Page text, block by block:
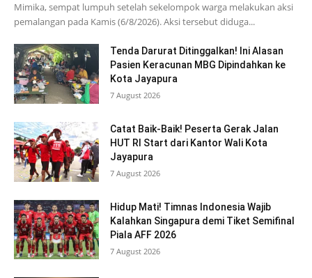
Mimika, sempat lumpuh setelah sekelompok warga melakukan aksi
pemalangan pada Kamis (6/8/2026). Aksi tersebut diduga...
Tenda Darurat Ditinggalkan! Ini Alasan
Pasien Keracunan MBG Dipindahkan ke
Kota Jayapura
7 August 2026
Catat Baik-Baik! Peserta Gerak Jalan
HUT RI Start dari Kantor Wali Kota
Jayapura
7 August 2026
Hidup Mati! Timnas Indonesia Wajib
Kalahkan Singapura demi Tiket Semifinal
Piala AFF 2026
7 August 2026